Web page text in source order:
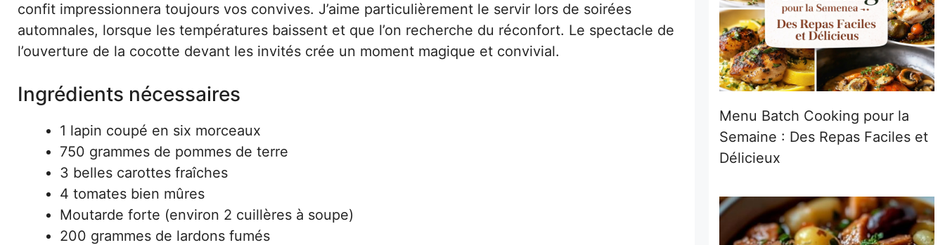
confit impressionnera toujours vos convives. J’aime particulièrement le servir lors de soirées
automnales, lorsque les températures baissent et que l’on recherche du réconfort. Le spectacle de
l’ouverture de la cocotte devant les invités crée un moment magique et convivial.
Ingrédients nécessaires
1 lapin coupé en six morceaux
750 grammes de pommes de terre
3 belles carottes fraîches
4 tomates bien mûres
Moutarde forte (environ 2 cuillères à soupe)
200 grammes de lardons fumés
Menu Batch Cooking pour la
Semaine : Des Repas Faciles et
Délicieux